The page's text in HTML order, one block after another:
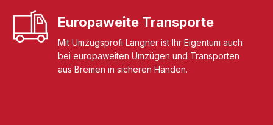
Europaweite Transporte
Mit Umzugsprofi Langner ist Ihr Eigentum auch
bei europaweiten Umzügen und Transporten
aus Bremen in sicheren Händen.